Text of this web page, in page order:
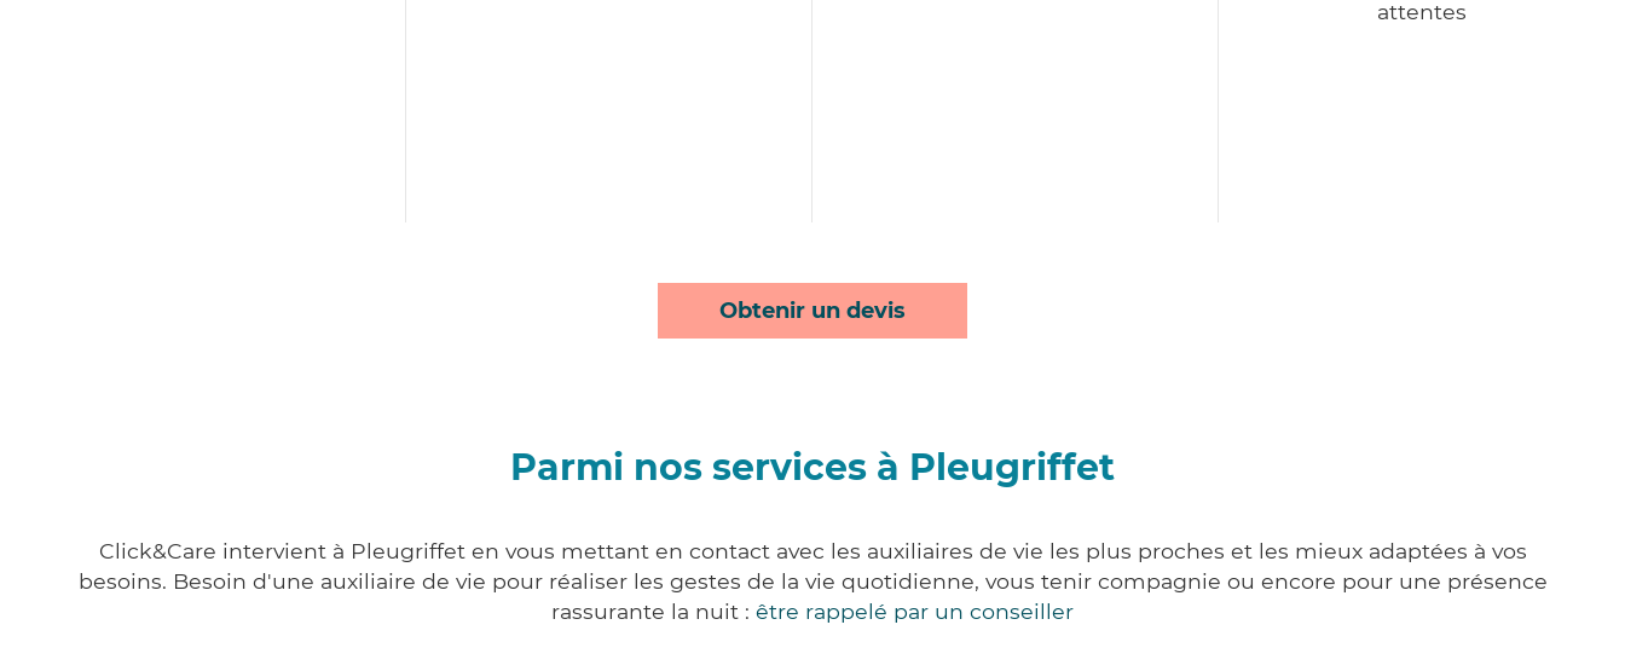
attentes
Obtenir un devis
Parmi nos services à Pleugriffet
Click&Care intervient à Pleugriffet en vous mettant en contact avec les auxiliaires de vie les plus proches et les mieux adaptées à vos
besoins. Besoin d'une auxiliaire de vie pour réaliser les gestes de la vie quotidienne, vous tenir compagnie ou encore pour une présence
rassurante la nuit : être rappelé par un conseiller